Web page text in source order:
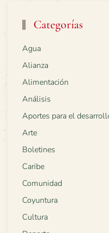
Categorías
Agua
Alianza
Alimentación
Análisis
Aportes para el
Arte
Boletines
Caribe
Comunidad
Coyuntura
Cultura